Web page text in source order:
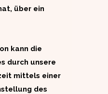
über ein
kann die
durch unsere
mittels einer
des